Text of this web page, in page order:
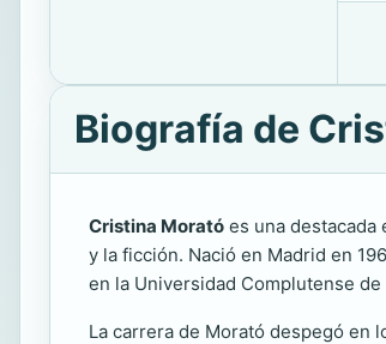
Biografía de
Cristina Morató es una
y la ficción. Nació en Madrid en
en la Universidad Complutense de
La carrera de Morató despegó en